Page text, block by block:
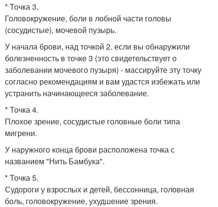
* Точка 3.
Головокружение, боли в лобной части головы
(сосудистые), мочевой пузырь.
У начала брови, над точкой 2. если вы обнаружили
болезненность в точке 3 (это свидетельствует о
заболевании мочевого пузыря) - массируйте эту точку
согласно рекомендациям и вам удастся избежать или
устранить начинающееся заболевание.
* Точка 4.
Плохое зрение, сосудистые головные боли типа
мигрени.
У наружного конца брови расположена точка с
названием "Нить Бамбука".
* Точка 5.
Судороги у взрослых и детей, бессонница, головная
боль, головокружение, ухудшение зрения.